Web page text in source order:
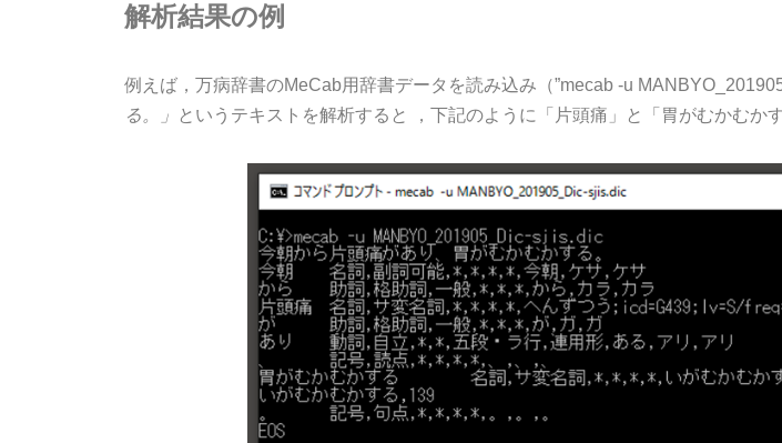
解析結果の例
例えば，万病辞書のMeCab用辞書データを読み込み（”mecab -u
る。」
というテキストを解析すると ，下記のように「片頭痛」と「胃がむかむか